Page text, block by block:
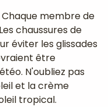
membre de
chaussures de
éviter les glissades
être
N'oubliez pas
et la crème
tropical.